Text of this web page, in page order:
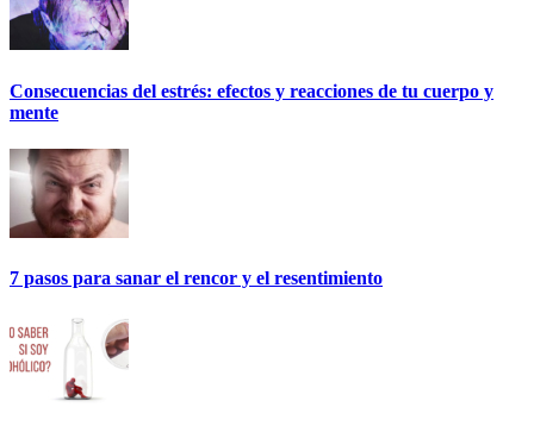
Consecuencias del estrés: efectos y reacciones de tu cuerpo y
mente
7 pasos para sanar el rencor y el resentimiento